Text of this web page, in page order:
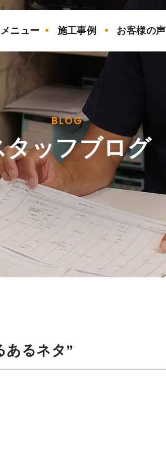
ニュー 施工事例 お客様の声
BLOG
タッフブログ
あるネタ”